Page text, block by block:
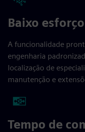
Baixo
A funcionalidade
engenharia
localização de
manutenção e
Tempo de